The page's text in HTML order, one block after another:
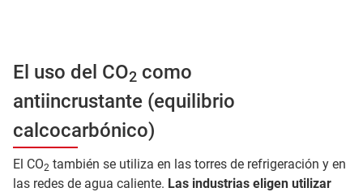
El uso del CO2 como
antiincrustante (equilibrio
calcocarbónico)
El CO2 también se utiliza en las torres de refrigeración y en
las redes de agua caliente. Las industrias eligen utilizar